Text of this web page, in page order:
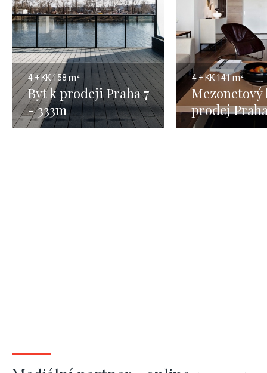
4 + KK158 m²
Byt k prodeji Praha 7
- 333m
4 + KK141 m²
Mezonetový
prodej